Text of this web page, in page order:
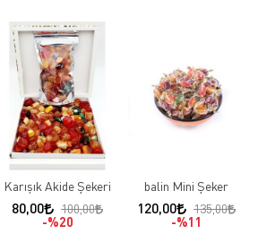
Karışık Akide Şekeri
80,00
100,00
%20
balin Mini Şeker
120,00
135,00
%11